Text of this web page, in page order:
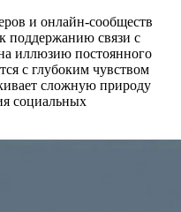
и онлайн-сообществ
поддержанию связи с
иллюзию постоянного
с глубоким чувством
сложную природу
социальных